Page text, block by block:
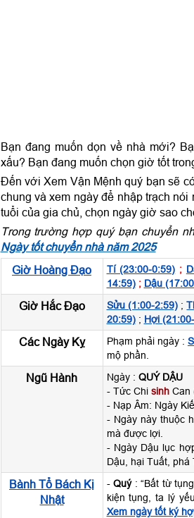
Bạn đang muốn dọn về nhà mới?
xấu? Bạn đang muốn chọn giờ tốt
Đến với Xem Vận Mệnh quý bạn sẽ
chung và xem ngày để nhập trạch
tuổi của gia chủ, chọn ngày giờ sao
Trong trường hợp quý bạn chuyển
Ngày tốt chuyển nhà năm 2025
Giờ Hoàng Đạo
Tí (23:00-0:59) ;
14:59); Dậu
Giờ Hắc Đạo Sửu (1:00-2:59);
20:59); Hợi
Các Ngày Kỵ Phạm phải ngày :
mộ phần.
Ngũ Hành Ngày : QUÝ DẬU
- Tức Chi sinhCan
- Nạp Âm: Ngày
- Ngày này thuộc
mà được lợi.
- Ngày Dậu lục
Dậu, hại Tuất, phá
Bành Tổ Bách Kị
Nhật
-Quý: “Bất từ
kiện tụng, ta lý
Xem ngày tốt ký